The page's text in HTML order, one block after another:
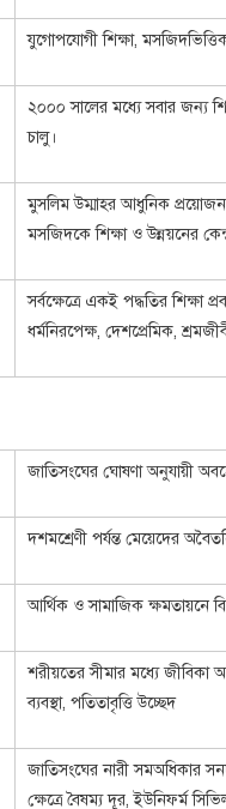
যুগোপযোগী শিক্ষা,
২০০০ সালের মধ্যে সবার জন্য
চালু।
মুসলিম উম্মাহর আধুনিক প্রয়োজন
মসজিদকে শিক্ষা ও উন্নয়নের
সর্বক্ষেত্রে একই পদ্ধতির শিক্ষা
ধর্মনিরপেক্ষ, দেশপ্রেমিক,
জাতিসংঘের ঘোষণা অনুযায়ী
দশমশ্রেণী পর্যন্ত মেয়েদের
আর্থিক ও সামাজিক ক্ষমতায়নে
শরীয়তের সীমার মধ্যে
ব্যবস্থা, পতিতাবৃত্তি উচ্ছেদ
জাতিসংঘের নারী সমঅধিকার
ক্ষেত্রে বৈষম্য দূর, ইউনিফর্ম